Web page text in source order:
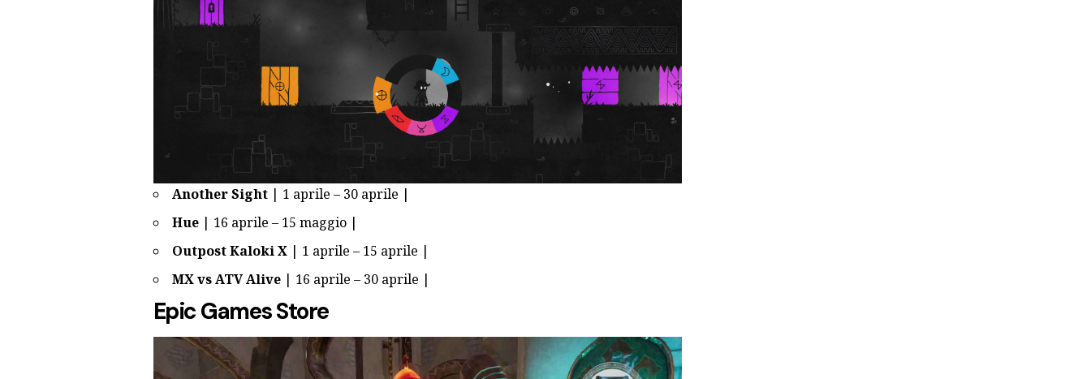
Another Sight| 1 aprile – 30 aprile |
Hue| 16 aprile – 15 maggio |
Outpost Kaloki X| 1 aprile – 15 aprile |
MX vs ATV Alive| 16 aprile – 30 aprile |
Epic Games Store